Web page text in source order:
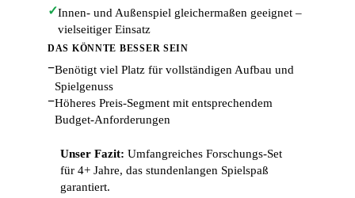
✓Innen- und Außenspiel gleichermaßen geeignet –
vielseitiger Einsatz
DAS KÖNNTE BESSER SEIN
−Benötigt viel Platz für vollständigen Aufbau und
Spielgenuss
−Höheres Preis-Segment mit entsprechendem
Budget-Anforderungen
Unser Fazit: Umfangreiches Forschungs-Set
für 4+ Jahre, das stundenlangen Spielspaß
garantiert.